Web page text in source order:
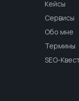
Кейсы
Сервисы
Обо мне
Термины
SEO-